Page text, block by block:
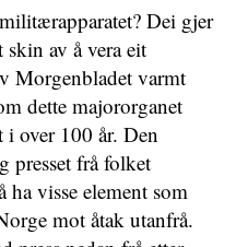
Dei gjer
av å vera eit
Morgenbladet varmt
dette majororganet
i over 100 år. Den
presset frå folket
ha visse element som
mot åtak utanfrå.